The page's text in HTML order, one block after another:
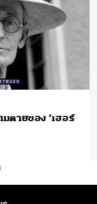
ตายของ ‘เฮอร์